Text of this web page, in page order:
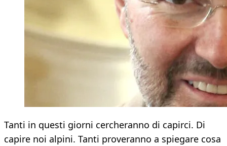
Tanti in questi giorni cercheranno di capirci. Di
capire noi alpini. Tanti proveranno a spiegare cosa